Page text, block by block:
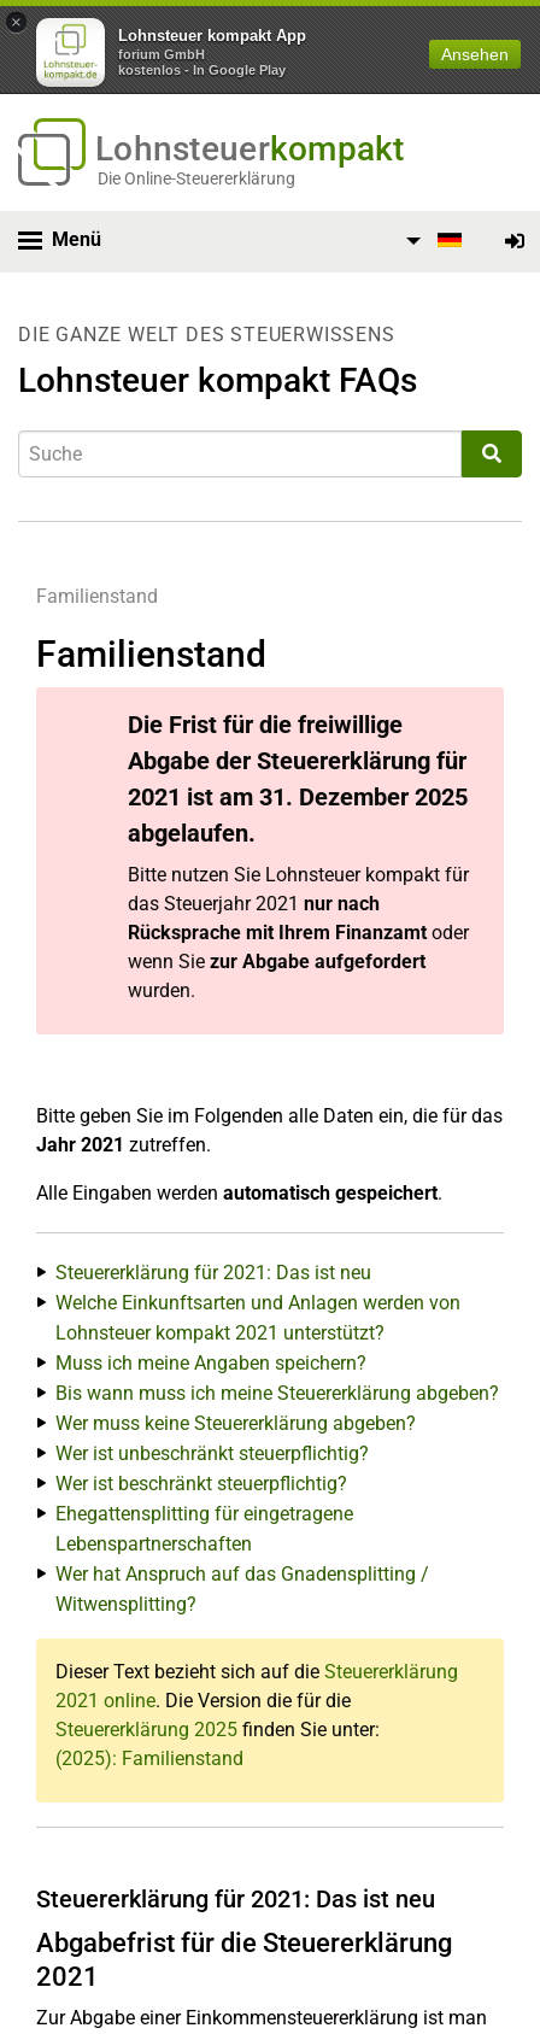
×
Lohnsteuer kompakt App
forium GmbH
kostenlos - In Google Play
Ansehen
Lohnsteuerkompakt
Die Online-Steuererklärung
Menü
DIE GANZE WELT DES STEUERWISSENS
Lohnsteuer kompakt FAQs
Familienstand
Familienstand
Die Frist für die freiwillige
Abgabe der Steuererklärung für
2021 ist am 31. Dezember 2025
abgelaufen.
Bitte nutzen Sie Lohnsteuer kompakt für
das Steuerjahr 2021 nur nach
Rücksprache mit Ihrem Finanzamtoder
wenn Sie zur Abgabe aufgefordert
wurden.
Bitte geben Sie im Folgenden alle Daten ein, die für das
Jahr 2021 zutreffen.
Alle Eingaben werden automatisch gespeichert.
Steuererklärung für 2021: Das ist neu
Welche Einkunftsarten und Anlagen werden von
Lohnsteuer kompakt 2021 unterstützt?
Muss ich meine Angaben speichern?
Bis wann muss ich meine Steuererklärung abgeben?
Wer muss keine Steuererklärung abgeben?
Wer ist unbeschränkt steuerpflichtig?
Wer ist beschränkt steuerpflichtig?
Ehegattensplitting für eingetragene
Lebenspartnerschaften
Wer hat Anspruch auf das Gnadensplitting /
Witwensplitting?
Dieser Text bezieht sich auf die Steuererklärung
2021 online. Die Version die für die
Steuererklärung 2025 finden Sie unter:
(2025): Familienstand
Steuererklärung für 2021: Das ist neu
Abgabefrist für die Steuererklärung
2021
Zur Abgabe einer Einkommensteuererklärung ist man